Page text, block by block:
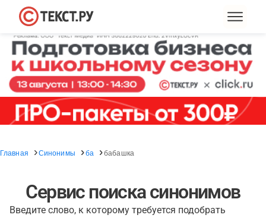
Главная Синонимы ба бабашка
Сервис поиска синонимов
Введите слово, к которому требуется подобрать